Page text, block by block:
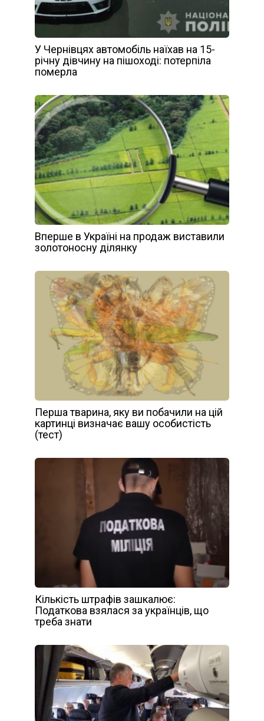
У Чернівцях автомобіль наїхав на 15-
річну дівчину на пішоході: потерпіла
померла
Вперше в Україні на продаж виставили
золотоносну ділянку
Перша тварина, яку ви побачили на цій
картинці визначає вашу особистість
(тест)
Кількість штрафів зашкалює:
Податкова взялася за українців, що
треба знати